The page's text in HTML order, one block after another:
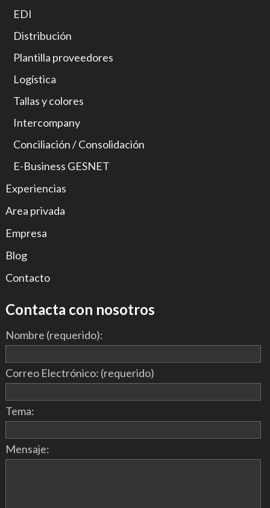
EDI
Distribución
Plantilla proveedores
Logística
Tallas y colores
Intercompany
Conciliación / Consolidación
E-Business GESNET
Experiencias
Area privada
Empresa
Blog
Contacto
Contacta con nosotros
Nombre (requerido):
Correo Electrónico: (requerido)
Tema:
Mensaje: